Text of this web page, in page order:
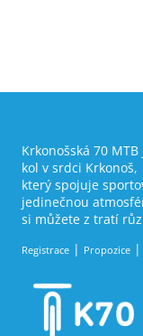
Krkonošská 70
kol v srdci Krkonoš,
který spojuje
jedinečnou
si můžete z tratí
Registrace Propozice